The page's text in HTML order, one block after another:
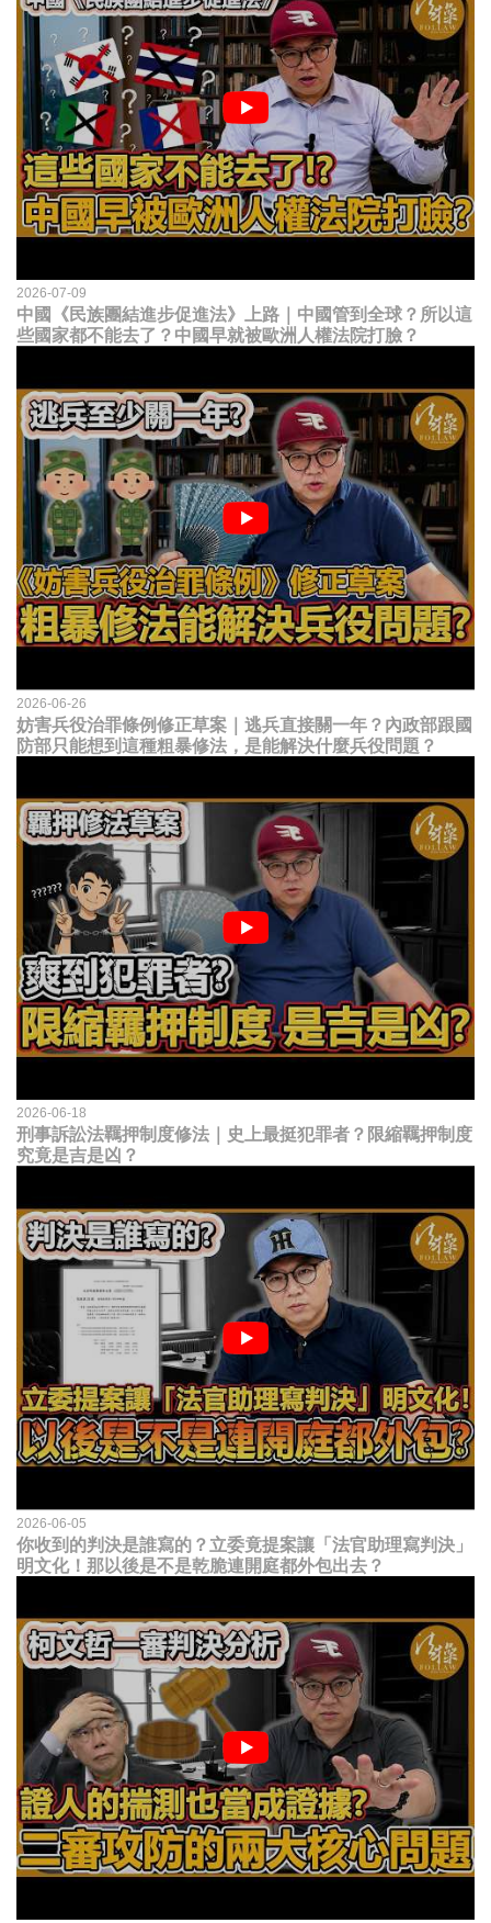
2026-07-09
中國《民族團結進步促進法》上路｜中國管到全球？所以這
些國家都不能去了？中國早就被歐洲人權法院打臉？
2026-06-26
妨害兵役治罪條例修正草案｜逃兵直接關一年？內政部跟國
防部只能想到這種粗暴修法，是能解決什麼兵役問題？
2026-06-18
刑事訴訟法羈押制度修法｜史上最挺犯罪者？限縮羈押制度
究竟是吉是凶？
2026-06-05
你收到的判決是誰寫的？立委竟提案讓「法官助理寫判決」
明文化！那以後是不是乾脆連開庭都外包出去？